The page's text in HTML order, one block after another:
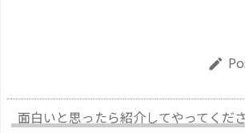

面白いと思ったら紹介してやってくだ